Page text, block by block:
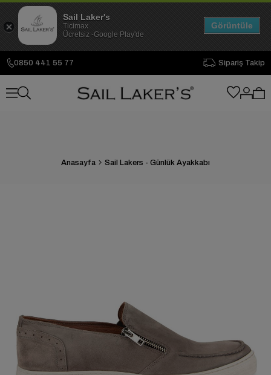
0850 441 55 77 Sipariş Takip
Anasayfa Sail Lakers - Günlük Ayakkabı
Sail Laker's
Ticimax
Ücretsiz -Google Play'de
Görüntüle